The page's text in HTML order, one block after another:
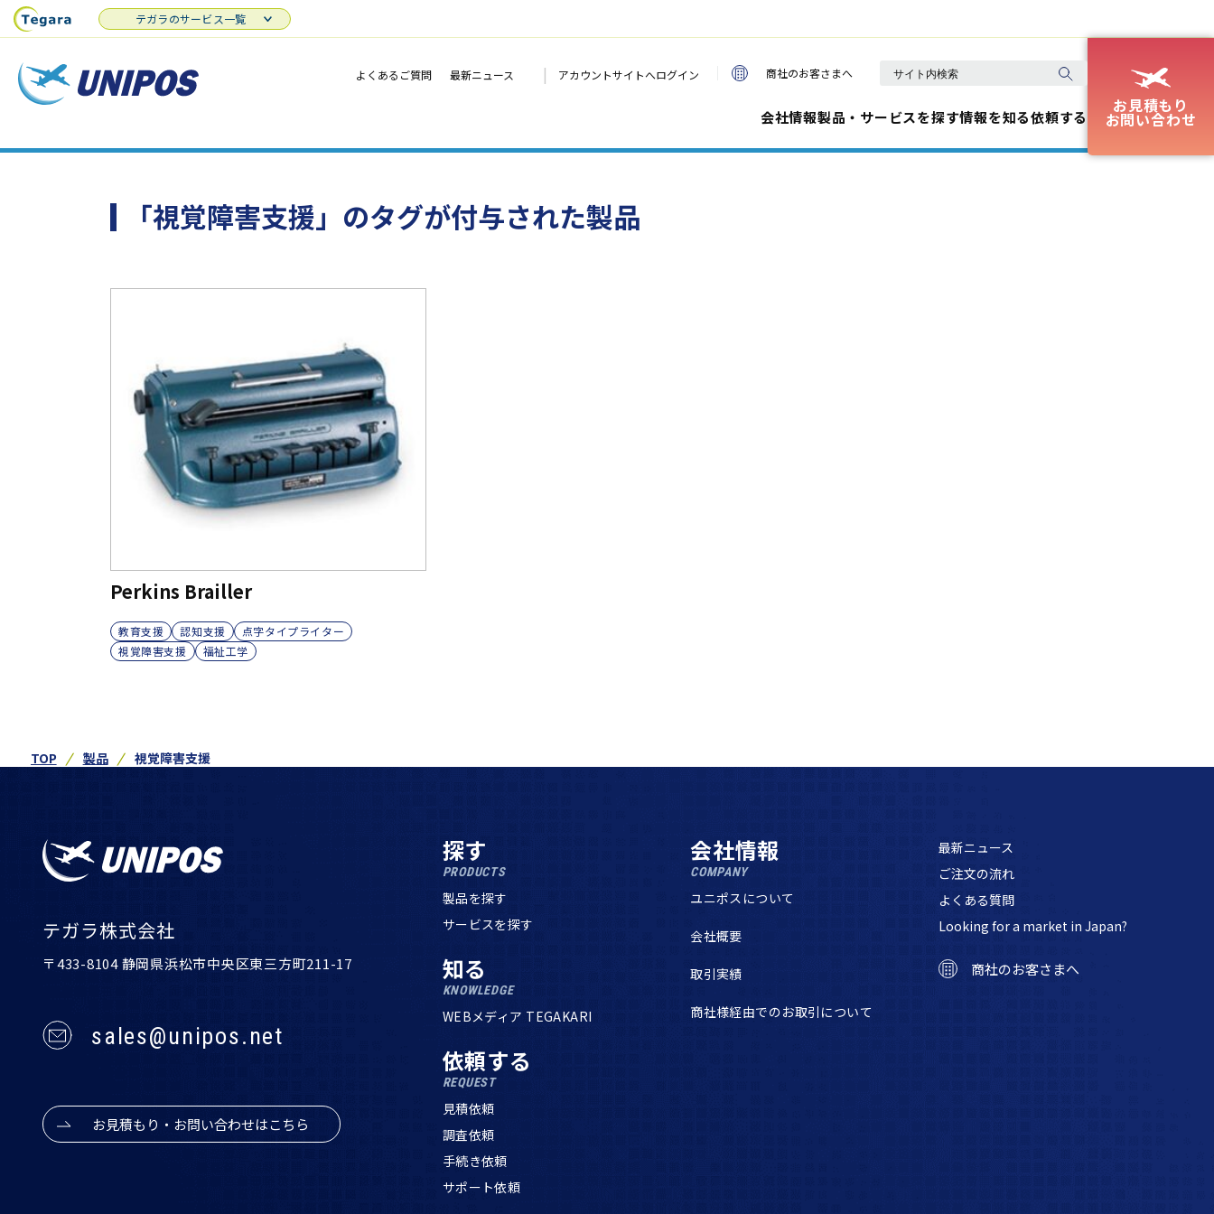
よくあるご質問 最新ニュース | アカウントサイトへログイン 商社のお客さまへ
会社情報製品・サービスを探す情報を知る依頼する
お見積もり
お問い合わせ
テガラのサービス一覧
「視覚障害支援」のタグが付与された製品
Perkins Brailler
教育支援 認知支援
点字タイプライター
視覚障害支援
福祉工学
TOP 製品 視覚障害支援
テガラ株式会社
〒433-8104 静岡県浜松市中央区東三方町211-17
sales@unipos.net
お見積もり・お問い合わせはこちら
探す
PRODUCTS
製品を探す
サービスを探す
知る
KNOWLEDGE
WEBメディア TEGAKARI
依頼する
REQUEST
見積依頼
調査依頼
手続き依頼
サポート依頼
会社情報
COMPANY
ユニポスについて
会社概要
取引実績
商社様経由でのお取引について
最新ニュース
ご注文の流れ
よくある質問
Looking for a market in Japan?
商社のお客さまへ